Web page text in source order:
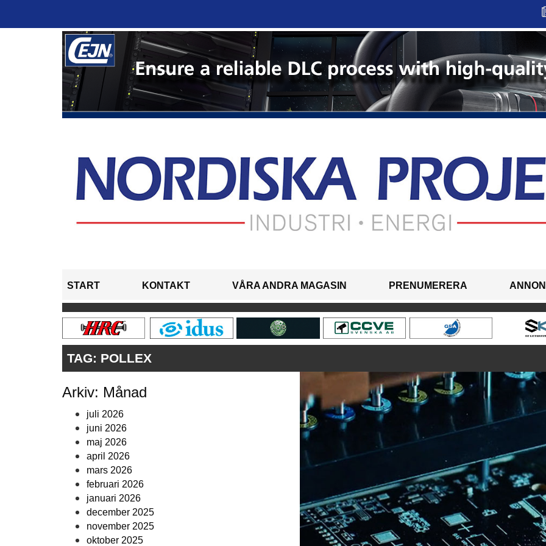
START KONTAKT VÅRA ANDRA MAGASIN PRENUMERERA
TAG: POLLEX
Arkiv: Månad
juli 2026
juni 2026
maj 2026
april 2026
mars 2026
februari 2026
januari 2026
december 2025
november 2025
oktober 2025